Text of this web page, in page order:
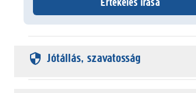
Jótállás, szavatosság